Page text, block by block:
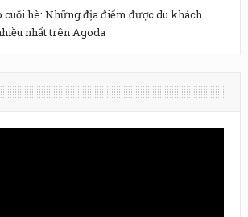
cuối hè: Những địa điểm được du khách
nhất trên Agoda